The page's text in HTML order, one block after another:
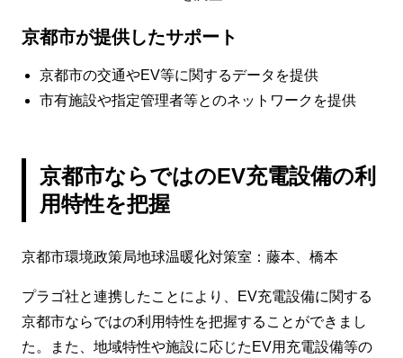
京都市が提供したサポート
京都市の交通やEV等に関するデータを提供
市有施設や指定管理者等とのネットワークを提供
京都市ならではのEV充電設備の利
用特性を把握
京都市環境政策局地球温暖化対策室：藤本、橋本
プラゴ社と連携したことにより、EV充電設備に関する
京都市ならではの利用特性を把握することができまし
た。また、地域特性や施設に応じたEV用充電設備等の